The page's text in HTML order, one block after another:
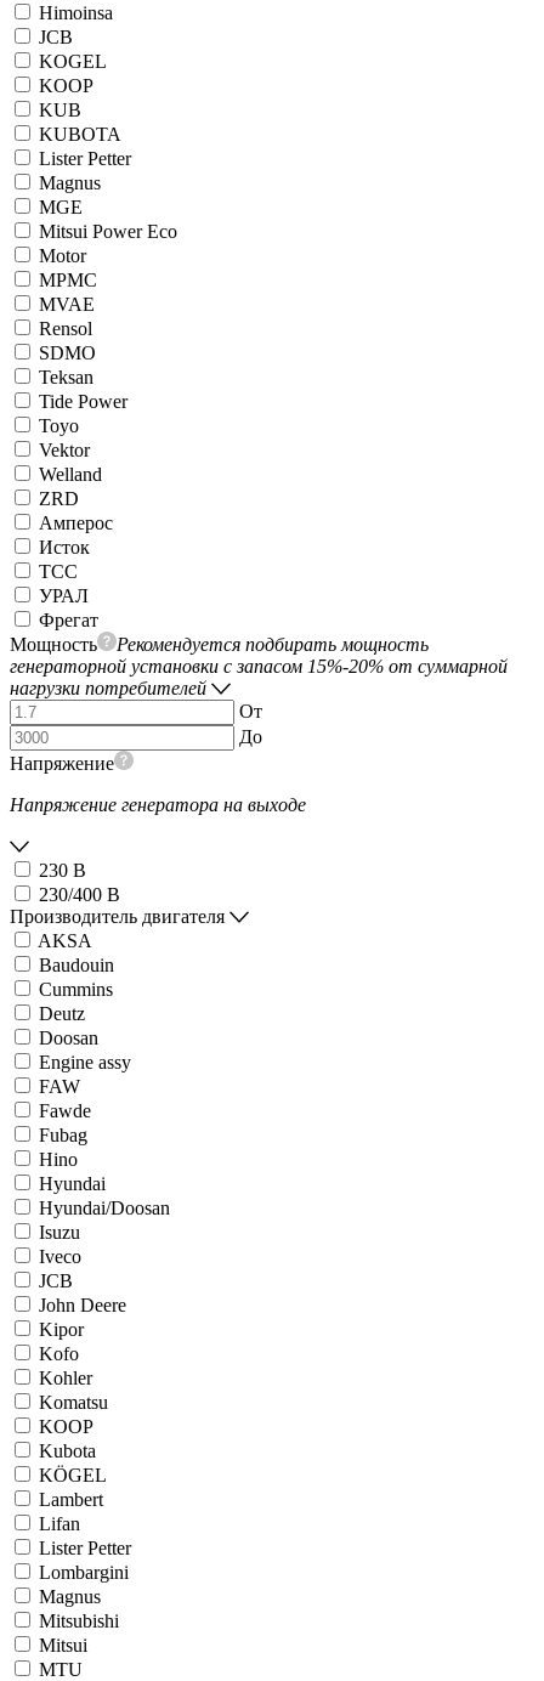
Himoinsa
JCB
KOGEL
KOOP
KUB
KUBOTA
Lister Petter
Magnus
MGE
Mitsui Power Eco
Motor
MPMC
MVAE
Rensol
SDMO
Teksan
Tide Power
Toyo
Vektor
Welland
ZRD
Амперос
Исток
ТСС
УРАЛ
Фрегат
Мощность
Рекомендуется подбирать мощность
генераторной установки с запасом 15%-20% от суммарной
нагрузки потребителей
От
До
Напряжение
Напряжение генератора на выходе
230 В
230/400 В
Производитель двигателя
AKSA
Baudouin
Cummins
Deutz
Doosan
Engine assy
FAW
Fawde
Fubag
Hino
Hyundai
Hyundai/Doosan
Isuzu
Iveco
JCB
John Deere
Kipor
Kofo
Kohler
Komatsu
KOOP
Kubota
KÖGEL
Lambert
Lifan
Lister Petter
Lombargini
Magnus
Mitsubishi
Mitsui
MTU